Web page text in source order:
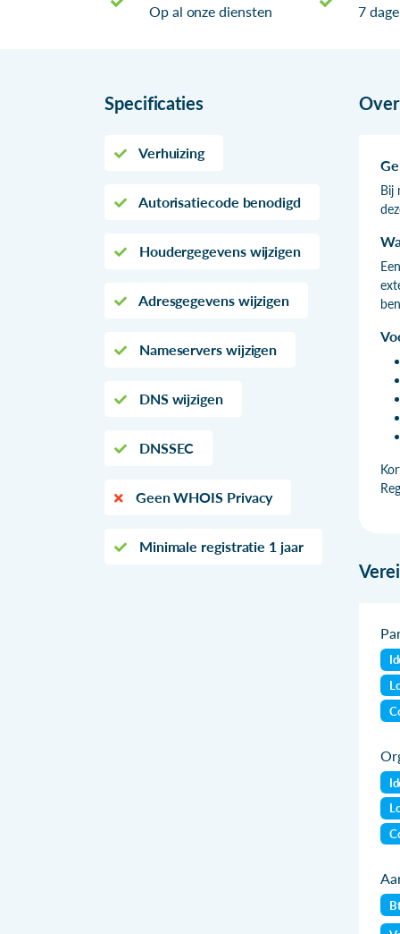
Op al onze diensten
7
Specificaties
Verhuizing
Autorisatiecode benodigd
Houdergegevens wijzigen
Adresgegevens wijzigen
Nameservers wijzigen
DNS wijzigen
DNSSEC
Geen WHOIS Privacy
Minimale registratie 1 jaar
Over
Bij